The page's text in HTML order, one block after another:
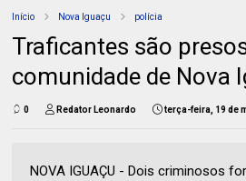
Início Nova Iguaçu polícia
Traficantes são
comunidade de Nova
0 Redator Leonardo terça-feira, 19 de
NOVA IGUAÇU - Dois criminosos